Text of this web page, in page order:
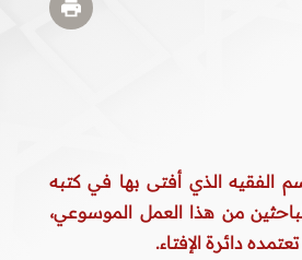
الفقيه الذي أفتى بها في كتبه
من هذا العمل الموسوعي،
دائرة الإفتاء.